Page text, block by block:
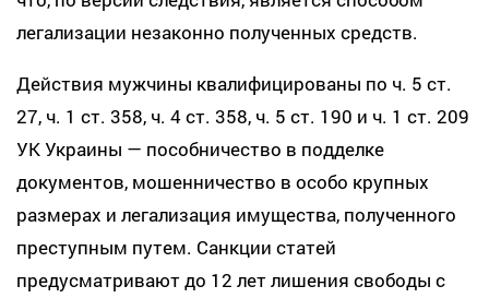
легализации незаконно полученных средств.
Действия мужчины квалифицированы по ч. 5 ст.
27, ч. 1 ст. 358, ч. 4 ст. 358, ч. 5 ст. 190 и ч. 1 ст. 209
УК Украины — пособничество в подделке
документов, мошенничество в особо крупных
размерах и легализация имущества, полученного
преступным путем. Санкции статей
предусматривают до 12 лет лишения свободы с